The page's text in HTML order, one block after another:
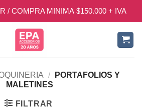
/ COMPRA MINIMA $150.000 + IVA
/
PORTAFOLIOS Y
MALETINES
FILTRAR